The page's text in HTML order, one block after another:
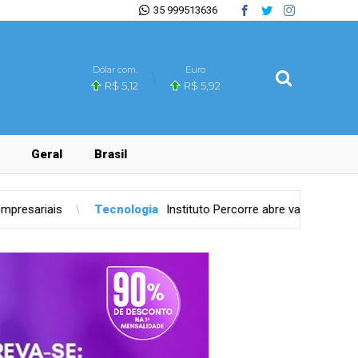
35 999513636
Dólar com.
R$ 5,12
Euro
R$ 5,92
Geral Brasil
Instituto Percorre abre vagas gratuitas em São Paulo